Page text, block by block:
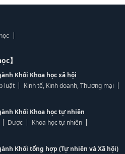
】
Khối Khoa học xã hội
luật
Kinh tế, Kinh doanh, Thương mại
Khối Khoa học tự nhiên
Dược
Khoa học tự nhiên
Khối tổng hợp (Tự nhiên và Xã hội)